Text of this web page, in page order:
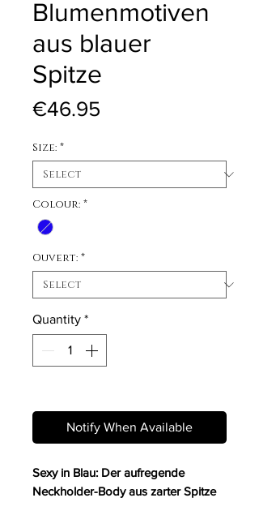
Blumenmotiven
aus blauer
Spitze
€46.95
Size: *
Colour: *
Ouvert: *
Quantity *
Notify When Available
Sexy in Blau: Der aufregende
Neckholder-Body aus zarter Spitze